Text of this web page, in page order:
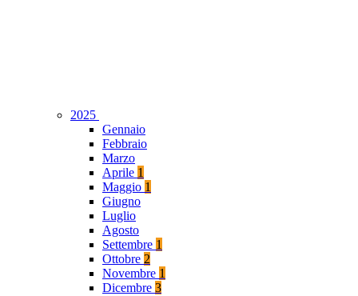
2025
Gennaio
Febbraio
Marzo
Aprile 1
Maggio 1
Giugno
Luglio
Agosto
Settembre 1
Ottobre 2
Novembre 1
Dicembre 3